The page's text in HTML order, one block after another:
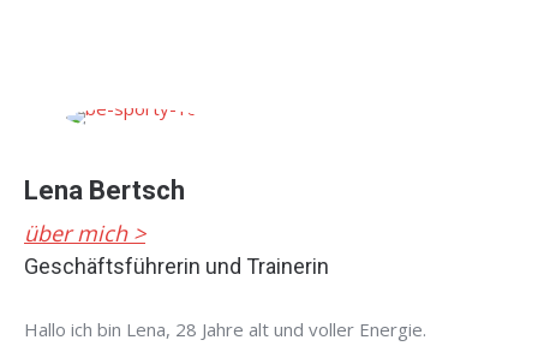
Lena Bertsch
über mich >
Geschäftsführerin und Trainerin
Hallo ich bin Lena, 28 Jahre alt und voller Energie.